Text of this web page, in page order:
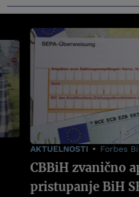
AKTUELNOSTI Forbes
CBBiH zvanično
pristupanje BiH